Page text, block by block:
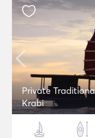
Private
Krabi